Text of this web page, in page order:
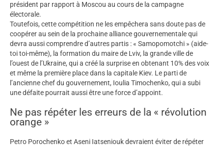
président par rapport à Moscou au cours de la campagne
électorale.
Toutefois, cette compétition ne les empêchera sans doute pas de
coopérer au sein de la prochaine alliance gouvernementale qui
devra aussi comprendre d’autres partis : « Samopomotchi » (aide-
toi toi-même), la formation du maire de Lviv, la grande ville de
l’ouest de l’Ukraine, qui a créé la surprise en obtenant 10% des voix
et même la première place dans la capitale Kiev. Le parti de
l’ancienne chef du gouvernement, Ioulia Timochenko, qui a subi
une défaite pourrait aussi être une force d’appoint.
Ne pas répéter les erreurs de la « révolution
orange »
Petro Porochenko et Aseni Iatseniouk devraient éviter de répéter